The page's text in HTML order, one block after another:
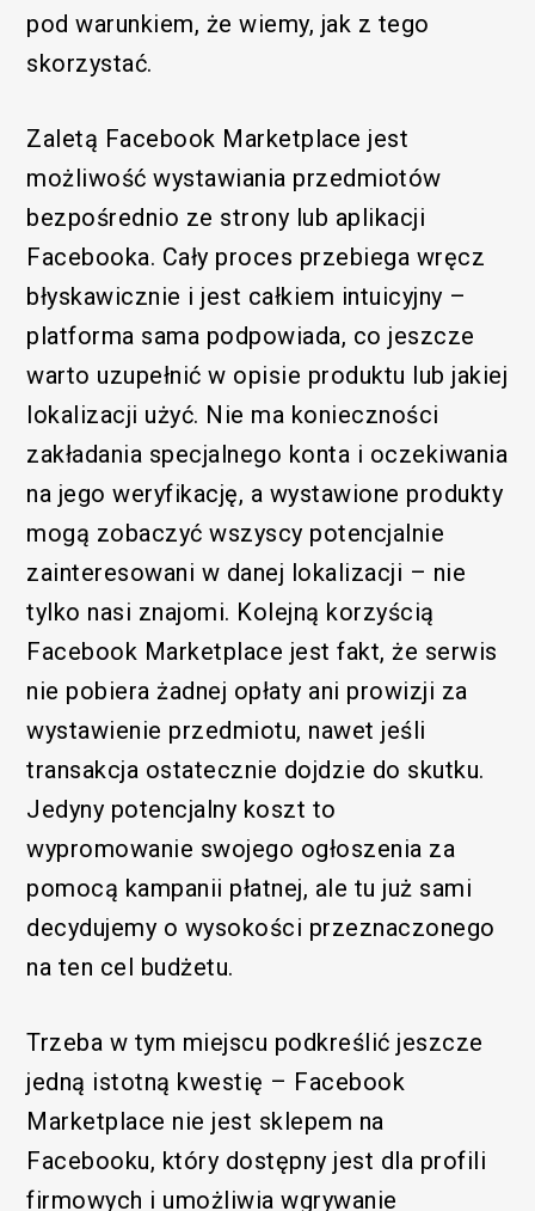
pod warunkiem, że wiemy, jak z tego
skorzystać.
Zaletą Facebook Marketplace jest
możliwość wystawiania przedmiotów
bezpośrednio ze strony lub aplikacji
Facebooka. Cały proces przebiega wręcz
błyskawicznie i jest całkiem intuicyjny –
platforma sama podpowiada, co jeszcze
warto uzupełnić w opisie produktu lub jakiej
lokalizacji użyć. Nie ma konieczności
zakładania specjalnego konta i oczekiwania
na jego weryfikację, a wystawione produkty
mogą zobaczyć wszyscy potencjalnie
zainteresowani w danej lokalizacji – nie
tylko nasi znajomi. Kolejną korzyścią
Facebook Marketplace jest fakt, że serwis
nie pobiera żadnej opłaty ani prowizji za
wystawienie przedmiotu, nawet jeśli
transakcja ostatecznie dojdzie do skutku.
Jedyny potencjalny koszt to
wypromowanie swojego ogłoszenia za
pomocą kampanii płatnej, ale tu już sami
decydujemy o wysokości przeznaczonego
na ten cel budżetu.
Trzeba w tym miejscu podkreślić jeszcze
jedną istotną kwestię – Facebook
Marketplace nie jest sklepem na
Facebooku, który dostępny jest dla profili
firmowych i umożliwia wgrywanie